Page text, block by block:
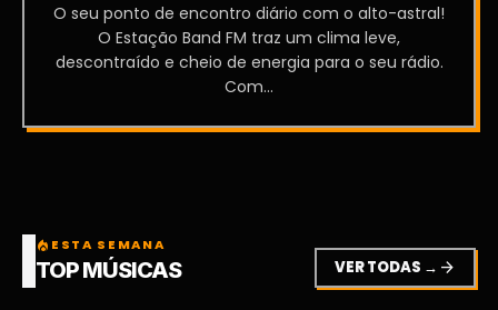
O seu ponto de encontro diário com o alto-astral!
O Estação Band FM traz um clima leve,
descontraído e cheio de energia para o seu rádio.
Com...
local_fire_department ESTA SEMANA
TOP MÚSICAS VER TODAS → arrow_forward